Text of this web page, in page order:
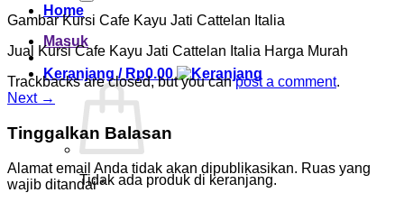
Home
Masuk
Keranjang / Rp0.00
Tidak ada produk di keranjang.
Gambar Kursi Cafe Kayu Jati Cattelan Italia
Jual Kursi Cafe Kayu Jati Cattelan Italia Harga Murah
Trackbacks are closed, but you canpost a comment.
Next →
Tinggalkan Balasan
Alamat email Anda tidak akan dipublikasikan. Ruas yang
wajib ditandai*